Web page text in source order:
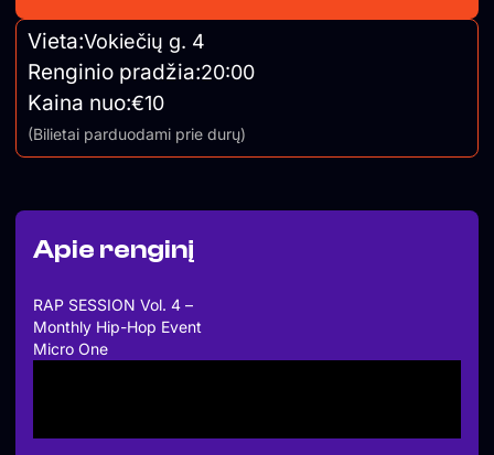
Apie renginį
RAP SESSION Vol. 4 –
Monthly Hip-Hop Event
Micro One
Vieta:Vokiečių g. 4
Renginio pradžia:20:00
Kaina nuo:€10
(Bilietai parduodami prie durų)